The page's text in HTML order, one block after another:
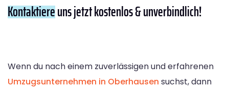
Kontaktiereuns jetzt kostenlos & unverbindlich!
Wenn du nach einem zuverlässigen und erfahrenen
Umzugsunternehmen in Oberhausen suchst, dann